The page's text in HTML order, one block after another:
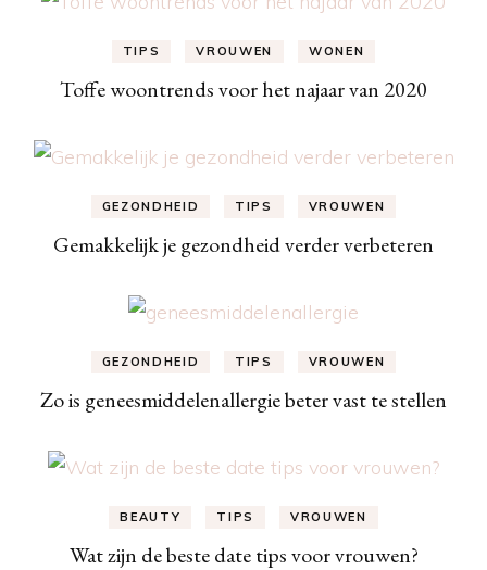
TIPS VROUWEN WONEN
Toffe woontrends voor het najaar van 2020
GEZONDHEID TIPS VROUWEN
Gemakkelijk je gezondheid verder verbeteren
GEZONDHEID TIPS VROUWEN
Zo is geneesmiddelenallergie beter vast te stellen
BEAUTY TIPS VROUWEN
Wat zijn de beste date tips voor vrouwen?